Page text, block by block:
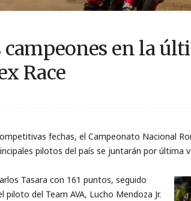
campeones en la
Race
fechas, el Campeonato Nacional
pilotos del país se juntarán por última
Tasara con 161 puntos, seguido
piloto del Team AVA, Lucho Mendoza Jr.